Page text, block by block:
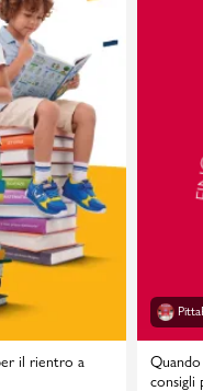
il rientro a
consigli